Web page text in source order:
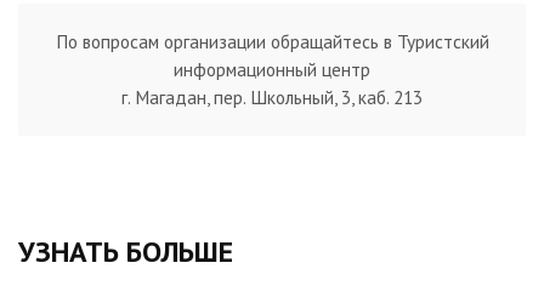
По вопросам организации обращайтесь в Туристский
информационный центр
г. Магадан, пер. Школьный, 3, каб. 213
УЗНАТЬ БОЛЬШЕ